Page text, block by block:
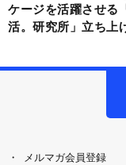
ケージを活躍させる
活。研究所」立ち上
メルマガ会員登録